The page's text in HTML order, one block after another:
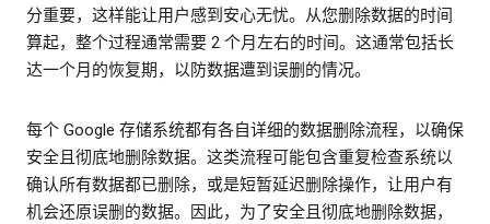
分重要，这样能让用户感到安心无忧。从您删除数据的时间
算起，整个过程通常需要 2 个月左右的时间。这通常包括长
达一个月的恢复期，以防数据遭到误删的情况。
每个 Google 存储系统都有各自详细的数据删除流程，以确保
安全且彻底地删除数据。这类流程可能包含重复检查系统以
确认所有数据都已删除，或是短暂延迟删除操作，让用户有
机会还原误删的数据。因此，为了安全且彻底地删除数据，